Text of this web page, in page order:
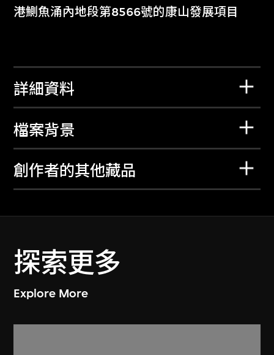
港鰂魚涌內地段第8566號的康山發展項目
詳細資料
檔案背景
創作者的其他藏品
探索更多
Explore More